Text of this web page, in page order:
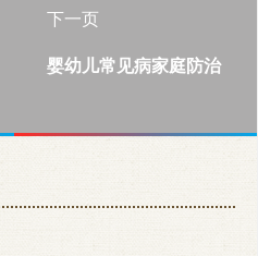
下一页
婴幼儿常见病家庭防治